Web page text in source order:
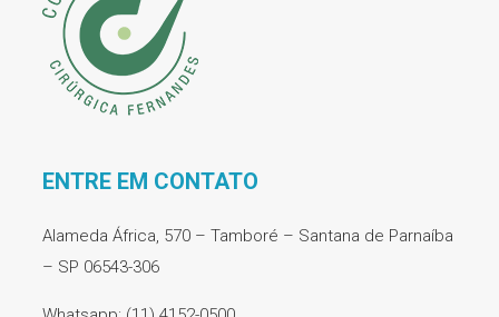
ENTRE EM CONTATO
Alameda África, 570 – Tamboré – Santana de Parnaíba
– SP 06543-306